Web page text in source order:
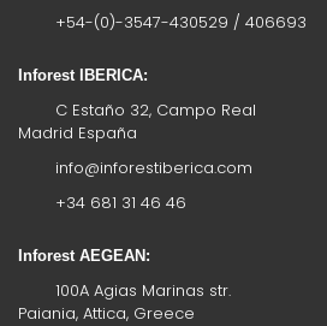
+54-(0)-3547-430529 / 406693
Inforest IBERICA:
C Estaño 32, Campo Real
Madrid España
info@inforestiberica.com
+34 681 31 46 46
Inforest AEGEAN:
100A Agias Marinas str.
Paiania, Attica, Greece